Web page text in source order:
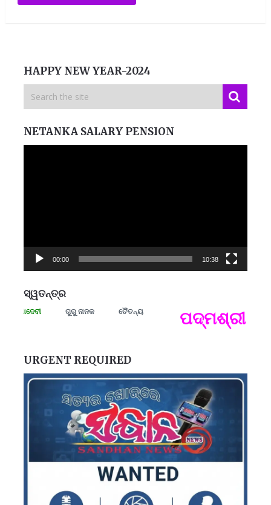
HAPPY NEW YEAR-2024
NETANKA SALARY PENSION
00:00 10:38
ସ୍ୱତନ୍ତ୍ର
ଗୁରୁ ନାନକ ଚୈତନ୍ୟ ପଦ୍ମଶ୍ରୀ
URGENT REQUIRED